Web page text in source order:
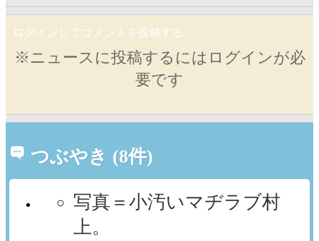
ログインしてコメントを投稿する
※ニュースに投稿するにはログインが必
要です
つぶやき (8件)
写真＝小汚いマヂラブ村
上。